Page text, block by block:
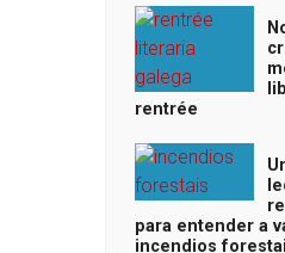
rentrée
para entender a
incendios